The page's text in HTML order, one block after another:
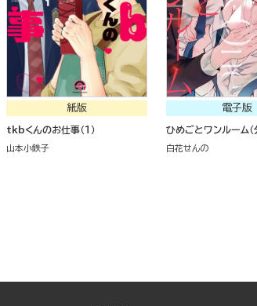
紙版
tkbくんのお仕事（１）
山本小鉄子
電子版
ひめごとワンルーム（
白花せんの